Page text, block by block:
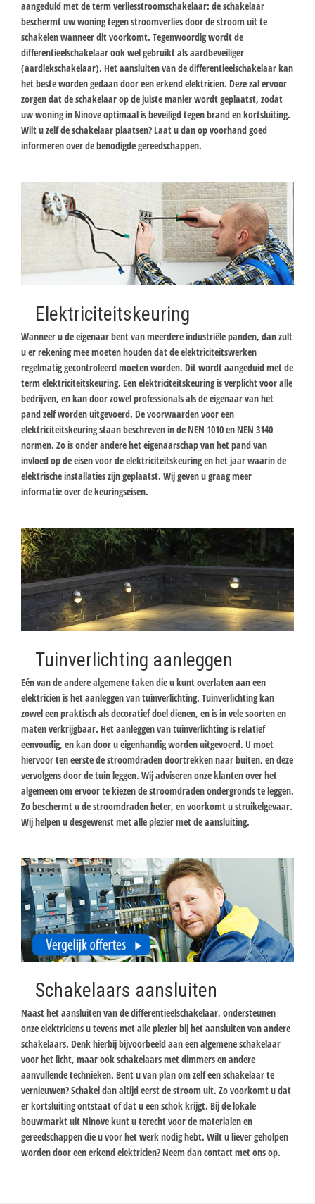
aangeduid met de term verliesstroomschakelaar: de schakelaar
beschermt uw woning tegen stroomverlies door de stroom uit te
schakelen wanneer dit voorkomt. Tegenwoordig wordt de
differentieelschakelaar ook wel gebruikt als aardbeveiliger
(aardlekschakelaar). Het aansluiten van de differentieelschakelaar kan
het beste worden gedaan door een erkend elektricien. Deze zal ervoor
zorgen dat de schakelaar op de juiste manier wordt geplaatst, zodat
uw woning in Ninove optimaal is beveiligd tegen brand en kortsluiting.
Wilt u zelf de schakelaar plaatsen? Laat u dan op voorhand goed
informeren over de benodigde gereedschappen.
Elektriciteitskeuring
Wanneer u de eigenaar bent van meerdere industriële panden, dan zult
u er rekening mee moeten houden dat de elektriciteitswerken
regelmatig gecontroleerd moeten worden. Dit wordt aangeduid met de
term elektriciteitskeuring. Een elektriciteitskeuring is verplicht voor alle
bedrijven, en kan door zowel professionals als de eigenaar van het
pand zelf worden uitgevoerd. De voorwaarden voor een
elektriciteitskeuring staan beschreven in de NEN 1010 en NEN 3140
normen. Zo is onder andere het eigenaarschap van het pand van
invloed op de eisen voor de elektriciteitskeuring en het jaar waarin de
elektrische installaties zijn geplaatst. Wij geven u graag meer
informatie over de keuringseisen.
Tuinverlichting aanleggen
Eén van de andere algemene taken die u kunt overlaten aan een
elektricien is het aanleggen van tuinverlichting. Tuinverlichting kan
zowel een praktisch als decoratief doel dienen, en is in vele soorten en
maten verkrijgbaar. Het aanleggen van tuinverlichting is relatief
eenvoudig, en kan door u eigenhandig worden uitgevoerd. U moet
hiervoor ten eerste de stroomdraden doortrekken naar buiten, en deze
vervolgens door de tuin leggen. Wij adviseren onze klanten over het
algemeen om ervoor te kiezen de stroomdraden ondergronds te leggen.
Zo beschermt u de stroomdraden beter, en voorkomt u struikelgevaar.
Wij helpen u desgewenst met alle plezier met de aansluiting.
Schakelaars aansluiten
Naast het aansluiten van de differentieelschakelaar, ondersteunen
onze elektriciens u tevens met alle plezier bij het aansluiten van andere
schakelaars. Denk hierbij bijvoorbeeld aan een algemene schakelaar
voor het licht, maar ook schakelaars met dimmers en andere
aanvullende technieken. Bent u van plan om zelf een schakelaar te
vernieuwen? Schakel dan altijd eerst de stroom uit. Zo voorkomt u dat
er kortsluiting ontstaat of dat u een schok krijgt. Bij de lokale
bouwmarkt uit Ninove kunt u terecht voor de materialen en
gereedschappen die u voor het werk nodig hebt. Wilt u liever geholpen
worden door een erkend elektricien? Neem dan contact met ons op.